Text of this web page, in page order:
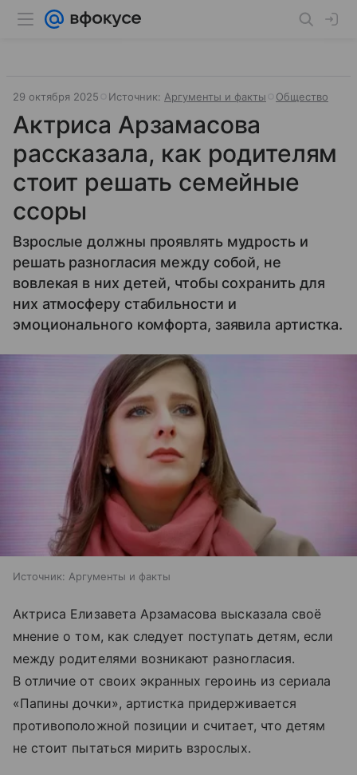
29 октября 2025 Источник: Аргументы и факты Общество
Актриса Арзамасова
рассказала, как родителям
стоит решать семейные
ссоры
Взрослые должны проявлять мудрость и
решать разногласия между собой, не
вовлекая в них детей, чтобы сохранить для
них атмосферу стабильности и
эмоционального комфорта, заявила артистка.
Источник: Аргументы и факты
Актриса Елизавета Арзамасова высказала своё
мнение о том, как следует поступать детям, если
между родителями возникают разногласия.
В отличие от своих экранных героинь из сериала
«Папины дочки», артистка придерживается
противоположной позиции и считает, что детям
не стоит пытаться мирить взрослых.